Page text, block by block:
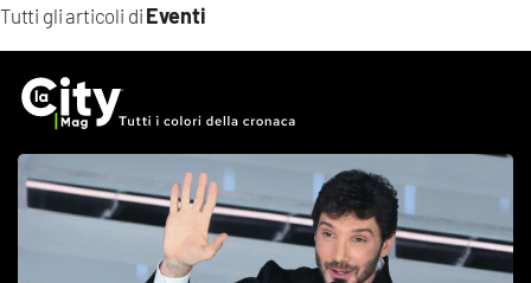
Tutti gli articoli di Eventi